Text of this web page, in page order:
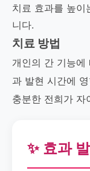
치료 효과를 높이
니다.
치료 방법
개인의 간 기능에
과 발현 시간에
충분한 전희가 자
✨ 효과